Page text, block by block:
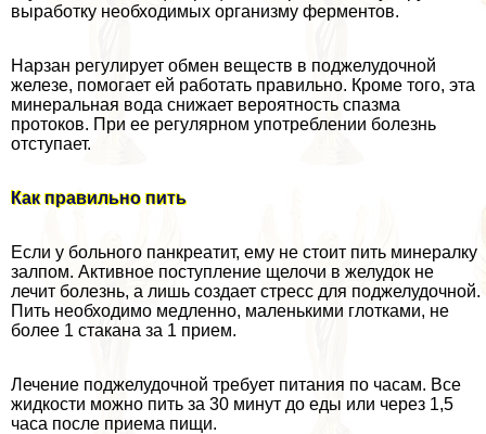
выработку необходимых организму ферментов.
Нарзан регулирует обмен веществ в поджелудочной
железе, помогает ей работать правильно. Кроме того, эта
минеральная вода снижает вероятность спазма
протоков. При ее регулярном употрeблении болезнь
отступает.
Как правильно пить
Если у больного панкреатит, ему не стоит пить минералку
залпом. Активное поступление щелочи в желудок не
лечит болезнь, а лишь создает стресс для поджелудочной.
Пить необходимо медленно, маленькими глотками, не
более 1 стакана за 1 прием.
Лечение поджелудочной требует питания по часам. Все
жидкости можно пить за 30 минут до еды или через 1,5
часа после приема пищи.